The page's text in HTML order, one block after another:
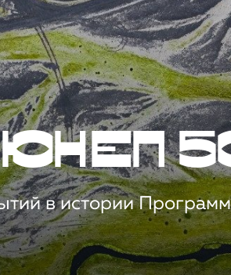
ЮНЕП
в истории